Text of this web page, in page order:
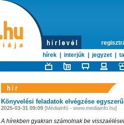
hírek
interjúk jegyzet
Könyvelési feladatok elvégzése
2025-03-31 09:09[Médiainfó - www.mediainfo.hu]
A hírekben gyakran számolnak be